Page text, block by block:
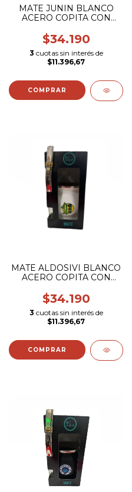
MATE JUNIN BLANCO
ACERO COPITA CON
COLOR)
$34.190
3 cuotas sin interés de
$11.396,67
MATE ALDOSIVI BLANCO
ACERO COPITA CON
COLOR)
$34.190
3 cuotas sin interés de
$11.396,67